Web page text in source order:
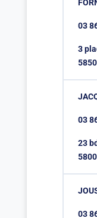
03
3
03
23
03